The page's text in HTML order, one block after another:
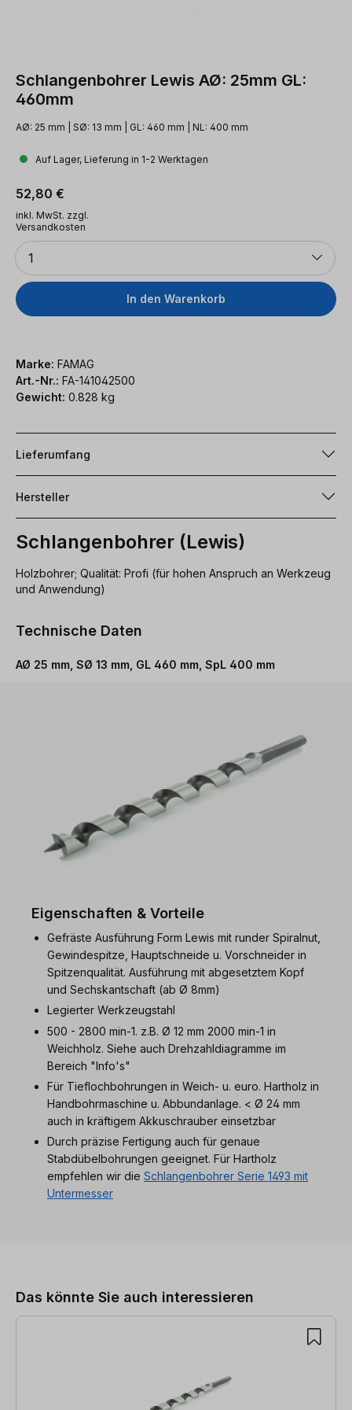
Schlangenbohrer Lewis AØ: 25mm GL:
460mm
AØ: 25 mm | SØ: 13 mm | GL: 460 mm | NL: 400 mm
Auf Lager, Lieferung in 1-2 Werktagen
Regulärer Preis:
52,80 €
inkl. MwSt. zzgl.
Versandkosten
Anzahl
1
In den Warenkorb
Marke: FAMAG
Art.-Nr.: FA-141042500
Gewicht: 0.828 kg
Lieferumfang
Hersteller
Schlangenbohrer (Lewis)
Holzbohrer; Qualität: Profi (für hohen Anspruch an Werkzeug
und Anwendung)
Technische Daten
AØ 25 mm, SØ 13 mm, GL 460 mm, SpL 400 mm
Eigenschaften & Vorteile
Gefräste Ausführung Form Lewis mit runder Spiralnut,
Gewindespitze, Hauptschneide u. Vorschneider in
Spitzenqualität. Ausführung mit abgesetztem Kopf
und Sechskantschaft (ab Ø 8mm)
Legierter Werkzeugstahl
500 - 2800 min-1. z.B. Ø 12 mm 2000 min-1 in
Weichholz. Siehe auch Drehzahldiagramme im
Bereich "Info's"
Für Tieflochbohrungen in Weich- u. euro. Hartholz in
Handbohrmaschine u. Abbundanlage. < Ø 24 mm
auch in kräftigem Akkuschrauber einsetzbar
Durch präzise Fertigung auch für genaue
Stabdübelbohrungen geeignet. Für Hartholz
empfehlen wir die Schlangenbohrer Serie 1493 mit
Untermesser
Das könnte Sie auch interessieren